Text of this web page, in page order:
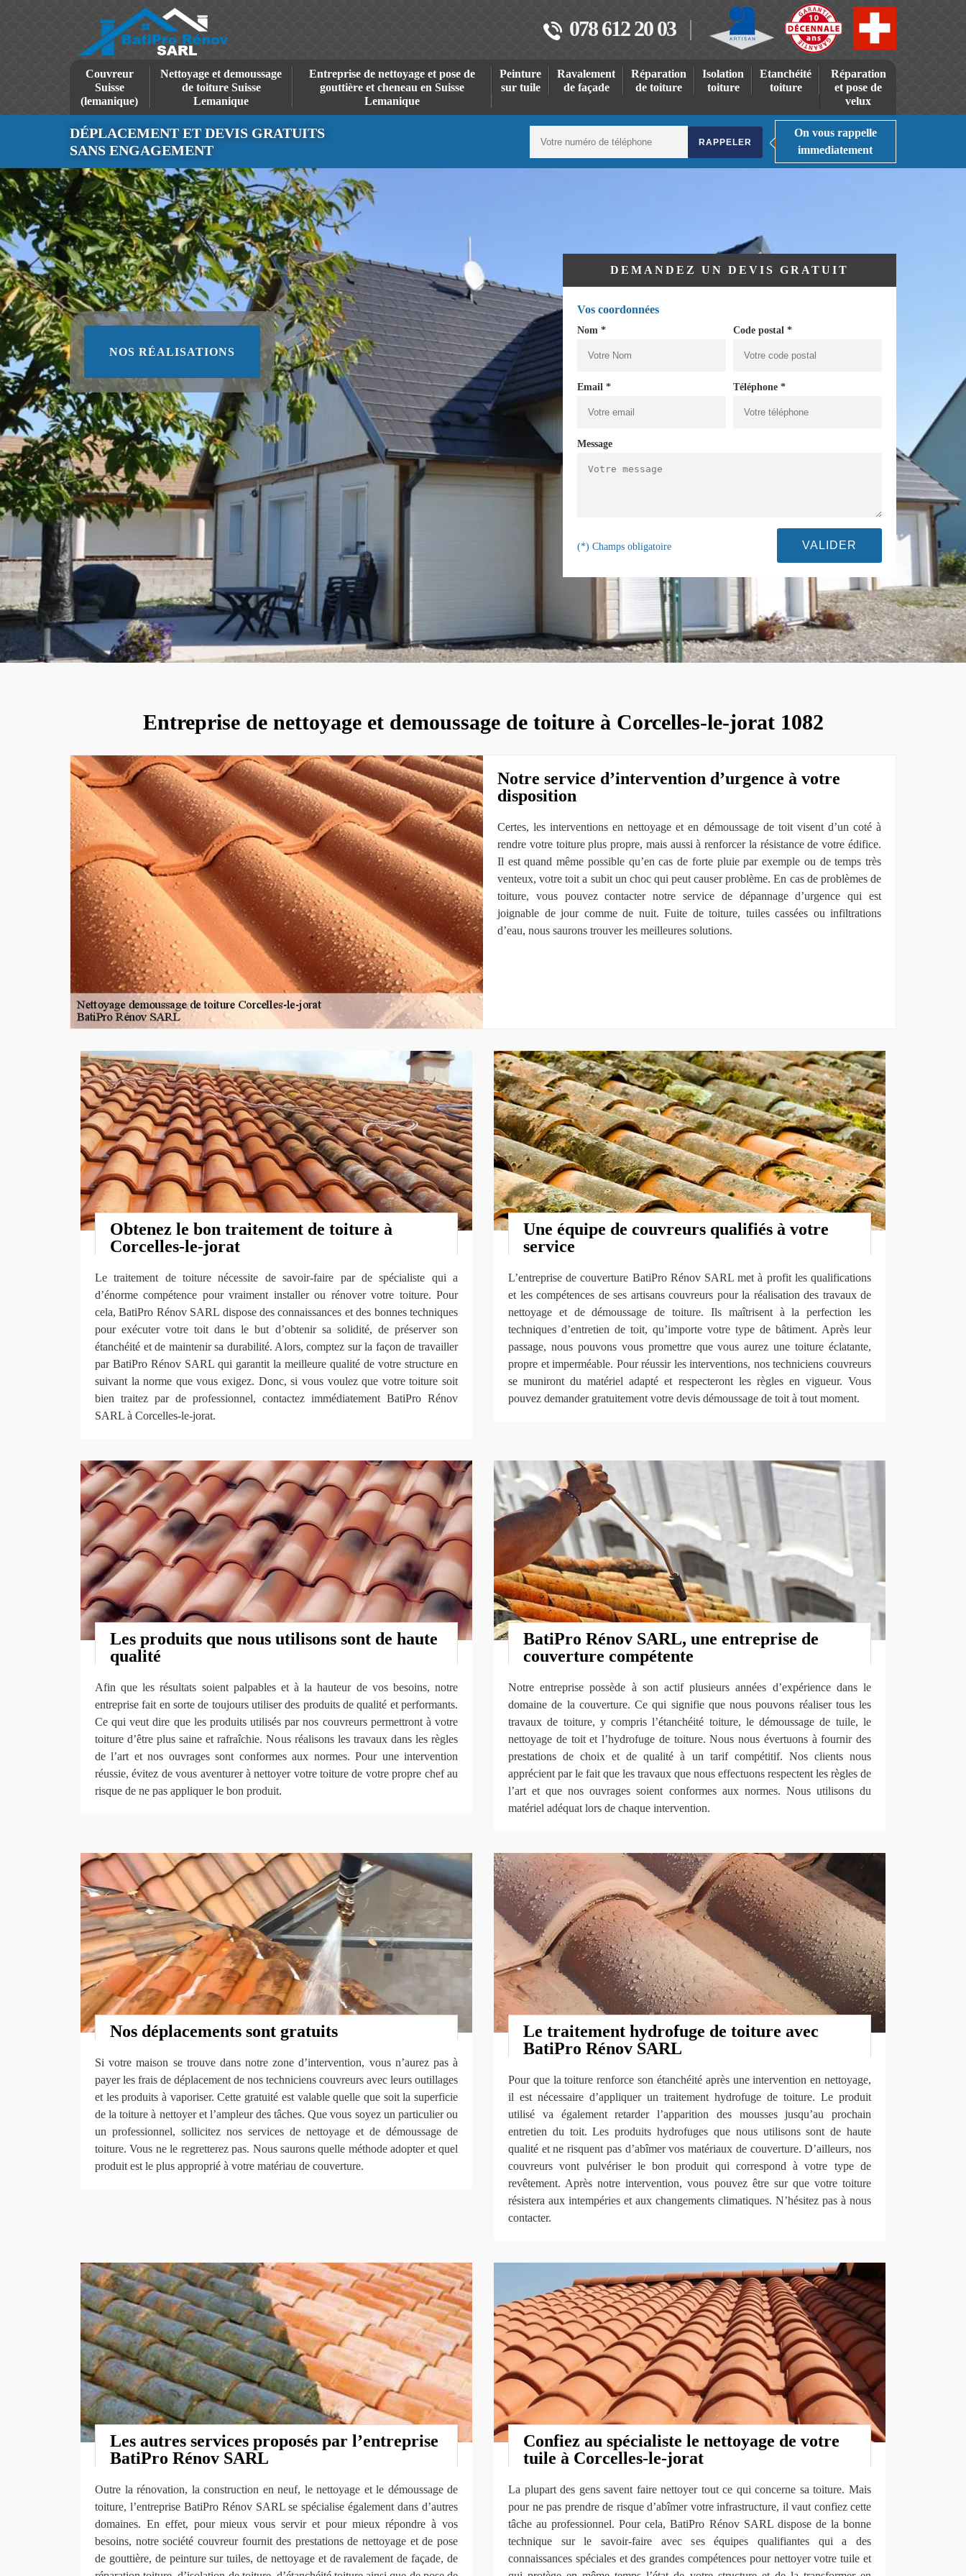
078 612 20 03
Couvreur
Suisse
(lemanique)
Nettoyage et demoussage
de toiture Suisse
Lemanique
Entreprise de nettoyage et pose de
gouttière et cheneau en Suisse
Lemanique
Peinture
sur tuile
Ravalement
de façade
Réparation
de toiture
Isolation
toiture
Etanchéité
toiture
Réparation
et pose de
velux
DÉPLACEMENT ET DEVIS GRATUITS
SANS ENGAGEMENT
On vous rappelle
immediatement
NOS RÉALISATIONS
DEMANDEZ UN DEVIS GRATUIT
Vos coordonnées
Nom * Code postal *
Email * Téléphone *
Message
(*) Champs obligatoire
Entreprise de nettoyage et demoussage de toiture à Corcelles-le-jorat 1082
Notre service d’intervention d’urgence à votre
disposition
Certes, les interventions en nettoyage et en démoussage de toit visent d’un coté à
rendre votre toiture plus propre, mais aussi à renforcer la résistance de votre édifice.
Il est quand même possible qu’en cas de forte pluie par exemple ou de temps très
venteux, votre toit a subit un choc qui peut causer problème. En cas de problèmes de
toiture, vous pouvez contacter notre service de dépannage d’urgence qui est
joignable de jour comme de nuit. Fuite de toiture, tuiles cassées ou infiltrations
d’eau, nous saurons trouver les meilleures solutions.
Obtenez le bon traitement de toiture à
Corcelles-le-jorat
Le traitement de toiture nécessite de savoir-faire par de spécialiste qui a
d’énorme compétence pour vraiment installer ou rénover votre toiture. Pour
cela, BatiPro Rénov SARL dispose des connaissances et des bonnes techniques
pour exécuter votre toit dans le but d’obtenir sa solidité, de préserver son
étanchéité et de maintenir sa durabilité. Alors, comptez sur la façon de travailler
par BatiPro Rénov SARL qui garantit la meilleure qualité de votre structure en
suivant la norme que vous exigez. Donc, si vous voulez que votre toiture soit
bien traitez par de professionnel, contactez immédiatement BatiPro Rénov
SARL à Corcelles-le-jorat.
Une équipe de couvreurs qualifiés à votre
service
L’entreprise de couverture BatiPro Rénov SARL met à profit les qualifications
et les compétences de ses artisans couvreurs pour la réalisation des travaux de
nettoyage et de démoussage de toiture. Ils maîtrisent à la perfection les
techniques d’entretien de toit, qu’importe votre type de bâtiment. Après leur
passage, nous pouvons vous promettre que vous aurez une toiture éclatante,
propre et imperméable. Pour réussir les interventions, nos techniciens couvreurs
se muniront du matériel adapté et respecteront les règles en vigueur. Vous
pouvez demander gratuitement votre devis démoussage de toit à tout moment.
Les produits que nous utilisons sont de haute
qualité
Afin que les résultats soient palpables et à la hauteur de vos besoins, notre
entreprise fait en sorte de toujours utiliser des produits de qualité et performants.
Ce qui veut dire que les produits utilisés par nos couvreurs permettront à votre
toiture d’être plus saine et rafraîchie. Nous réalisons les travaux dans les règles
de l’art et nos ouvrages sont conformes aux normes. Pour une intervention
réussie, évitez de vous aventurer à nettoyer votre toiture de votre propre chef au
risque de ne pas appliquer le bon produit.
BatiPro Rénov SARL, une entreprise de
couverture compétente
Notre entreprise possède à son actif plusieurs années d’expérience dans le
domaine de la couverture. Ce qui signifie que nous pouvons réaliser tous les
travaux de toiture, y compris l’étanchéité toiture, le démoussage de tuile, le
nettoyage de toit et l’hydrofuge de toiture. Nous nous évertuons à fournir des
prestations de choix et de qualité à un tarif compétitif. Nos clients nous
apprécient par le fait que les travaux que nous effectuons respectent les règles de
l’art et que nos ouvrages soient conformes aux normes. Nous utilisons du
matériel adéquat lors de chaque intervention.
Nos déplacements sont gratuits
Si votre maison se trouve dans notre zone d’intervention, vous n’aurez pas à
payer les frais de déplacement de nos techniciens couvreurs avec leurs outillages
et les produits à vaporiser. Cette gratuité est valable quelle que soit la superficie
de la toiture à nettoyer et l’ampleur des tâches. Que vous soyez un particulier ou
un professionnel, sollicitez nos services de nettoyage et de démoussage de
toiture. Vous ne le regretterez pas. Nous saurons quelle méthode adopter et quel
produit est le plus approprié à votre matériau de couverture.
Le traitement hydrofuge de toiture avec
BatiPro Rénov SARL
Pour que la toiture renforce son étanchéité après une intervention en nettoyage,
il est nécessaire d’appliquer un traitement hydrofuge de toiture. Le produit
utilisé va également retarder l’apparition des mousses jusqu’au prochain
entretien du toit. Les produits hydrofuges que nous utilisons sont de haute
qualité et ne risquent pas d’abîmer vos matériaux de couverture. D’ailleurs, nos
couvreurs vont pulvériser le bon produit qui correspond à votre type de
revêtement. Après notre intervention, vous pouvez être sur que votre toiture
résistera aux intempéries et aux changements climatiques. N’hésitez pas à nous
contacter.
Les autres services proposés par l’entreprise
BatiPro Rénov SARL
Outre la rénovation, la construction en neuf, le nettoyage et le démoussage de
toiture, l’entreprise BatiPro Rénov SARL se spécialise également dans d’autres
domaines. En effet, pour mieux vous servir et pour mieux répondre à vos
besoins, notre société couvreur fournit des prestations de nettoyage et de pose
de gouttière, de peinture sur tuiles, de nettoyage et de ravalement de façade, de
Confiez au spécialiste le nettoyage de votre
tuile à Corcelles-le-jorat
La plupart des gens savent faire nettoyer tout ce qui concerne sa toiture. Mais
pour ne pas prendre de risque d’abîmer votre infrastructure, il vaut confiez cette
tâche au professionnel. Pour cela, BatiPro Rénov SARL dispose de la bonne
technique sur le savoir-faire avec ses équipes qualifiantes qui a des
connaissances spéciales et des grandes compétences pour nettoyer votre tuile et